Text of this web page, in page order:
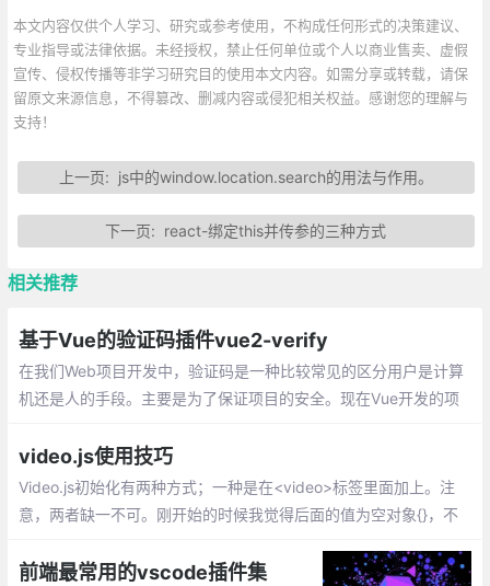
本文内容仅供个人学习、研究或参考使用，不构成任何形式的决策建议、
专业指导或法律依据。未经授权，禁止任何单位或个人以商业售卖、虚假
宣传、侵权传播等非学习研究目的使用本文内容。如需分享或转载，请保
留原文来源信息，不得篡改、删减内容或侵犯相关权益。感谢您的理解与
支持！
上一页: js中的window.location.search的用法与作用。
下一页: react-绑定this并传参的三种方式
相关推荐
基于Vue的验证码插件vue2-verify
在我们Web项目开发中，验证码是一种比较常见的区分用户是计算
机还是人的手段。主要是为了保证项目的安全。现在Vue开发的项
用的验证码插件vue2-verify。但是大家要注意一点
video.js使用技巧
Video.js初始化有两种方式；一种是在<video>标签里面加上。注
意，两者缺一不可。刚开始的时候我觉得后面的值为空对象{}，不
前端最常用的vscode插件集